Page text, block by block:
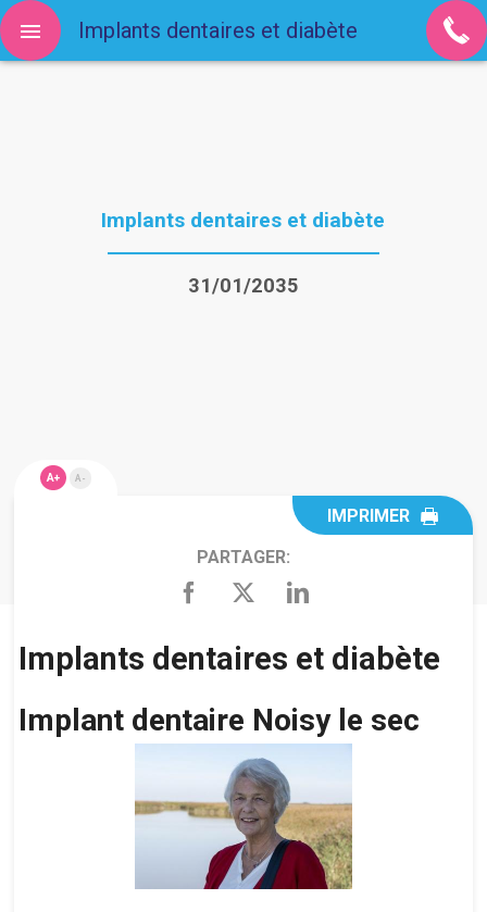
Implants dentaires et diabète
31/01/2035
A+ A-
IMPRIMER
PARTAGER:
Implants dentaires et diabète
Implant dentaire Noisy le sec
Implants dentaires et diabète